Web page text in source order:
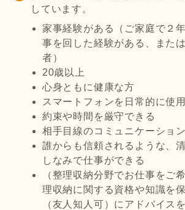
しています。
家事経験がある（ご家庭で２
事を回した経験がある、また
者）
20歳以上
心身ともに健康な方
スマートフォンを日常的に使
約束や時間を厳守できる
相手目線のコミュニケーショ
誰からも信頼されるような、
しなみで仕事ができる
（整理収納分野でお仕事をご
理収納に関する資格や知識を
（友人知人可）にアドバイス